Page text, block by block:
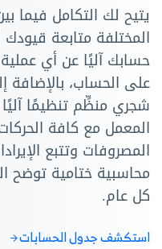
يتيح لك التكامل فيما
المختلفة متابعة
حسابك آليًا عن أي
على الحساب،
شجري منظِّم تنظيمًا
المعمل مع كافة
المصروفات وتتبع
محاسبية ختامية توضح
كل عام.
استكشف جدول الحسابات